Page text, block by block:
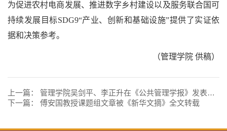
为促进农村电商发展、推进数字乡村建设以及服务联合国可
持续发展目标SDG9“产业、创新和基础设施”提供了实证依
据和决策参考。
（管理学院 供稿）
上一篇： 管理学院吴剑平、李正升在《公共管理学报》发表论文
下一篇： 傅安国教授课题组文章被《新华文摘》全文转载